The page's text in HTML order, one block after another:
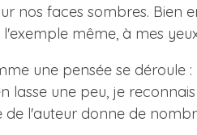
nos faces sombres. Bien
même, à mes
une pensée se
lasse une peu, je
de l'auteur donne de